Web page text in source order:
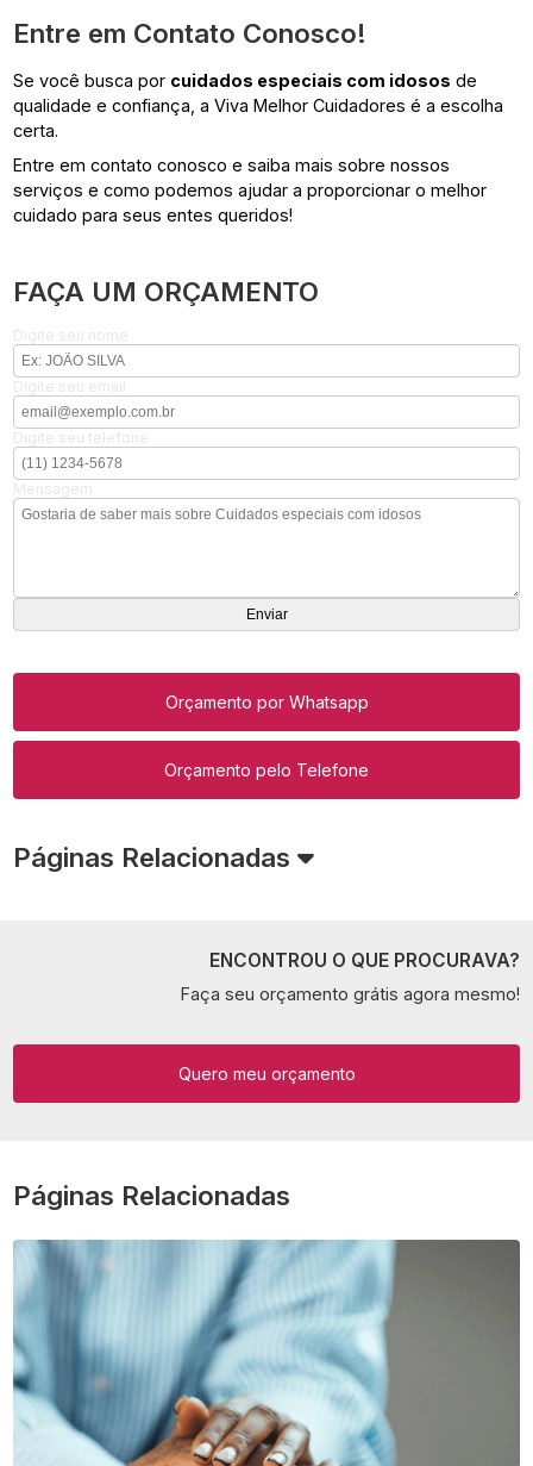
Entre em Contato Conosco!
Se você busca por cuidados especiais com idosos de
qualidade e confiança, a Viva Melhor Cuidadores é a escolha
certa.
Entre em contato conosco e saiba mais sobre nossos
serviços e como podemos ajudar a proporcionar o melhor
cuidado para seus entes queridos!
FAÇA UM ORÇAMENTO
Orçamento por Whatsapp
Orçamento pelo Telefone
Páginas Relacionadas
ENCONTROU O QUE PROCURAVA?
Faça seu orçamento grátis agora mesmo!
Quero meu orçamento
Páginas Relacionadas